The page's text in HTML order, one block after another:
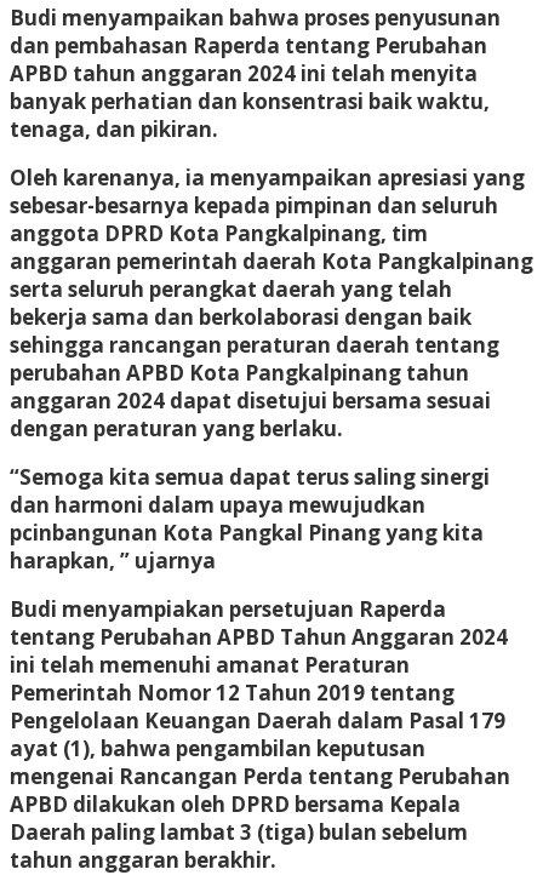
Budi menyampaikan bahwa proses penyusunan
dan pembahasan Raperda tentang Perubahan
APBD tahun anggaran 2024 ini telah menyita
banyak perhatian dan konsentrasi baik waktu,
tenaga, dan pikiran.
Oleh karenanya, ia menyampaikan apresiasi yang
sebesar-besarnya kepada pimpinan dan seluruh
anggota DPRD Kota Pangkalpinang, tim
anggaran pemerintah daerah Kota Pangkalpinang
serta seluruh perangkat daerah yang telah
bekerja sama dan berkolaborasi dengan baik
sehingga rancangan peraturan daerah tentang
perubahan APBD Kota Pangkalpinang tahun
anggaran 2024 dapat disetujui bersama sesuai
dengan peraturan yang berlaku.
“Semoga kita semua dapat terus saling sinergi
dan harmoni dalam upaya mewujudkan
pcinbangunan Kota Pangkal Pinang yang kita
harapkan, ” ujarnya
Budi menyampiakan persetujuan Raperda
tentang Perubahan APBD Tahun Anggaran 2024
ini telah memenuhi amanat Peraturan
Pemerintah Nomor 12 Tahun 2019 tentang
Pengelolaan Keuangan Daerah dalam Pasal 179
ayat (1), bahwa pengambilan keputusan
mengenai Rancangan Perda tentang Perubahan
APBD dilakukan oleh DPRD bersama Kepala
Daerah paling lambat 3 (tiga) bulan sebelum
tahun anggaran berakhir.